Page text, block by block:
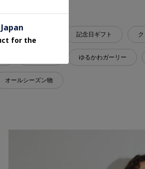
自分へのご褒美 記念日ギフト
ゆるかわガーリー
オールシーズン物